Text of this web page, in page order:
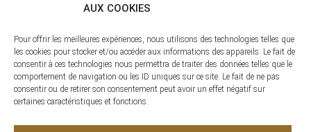
AUX COOKIES
Pour offrir les meilleures expériences, nous utilisons des technologies telles que
les cookies pour stocker et/ou accéder aux informations des appareils. Le fait de
consentir à ces technologies nous permettra de traiter des données telles que le
comportement de navigation ou les ID uniques sur ce site. Le fait de ne pas
consentir ou de retirer son consentement peut avoir un effet négatif sur
certaines caractéristiques et fonctions.
Laisser un avis client